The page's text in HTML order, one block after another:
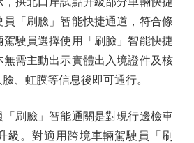
「刷臉」智能快捷通道，符合條
駛員選擇使用「刷臉」智能快捷
需主動出示實體出入境證件及核
、虹膜等信息後即可通行。
刷臉」智能通關是對現行邊檢車
級。對適用跨境車輛駕駛員「刷